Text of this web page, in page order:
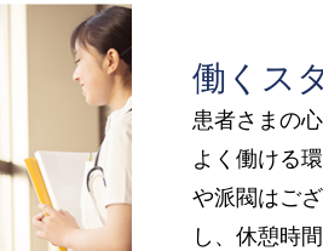
働くス
患者さまの
よく働ける
や派閥はご
し、休憩時